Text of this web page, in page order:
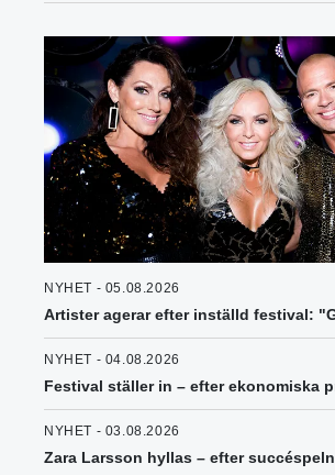
NYHET - 05.08.2026
Artister agerar efter inställd festival:
NYHET - 04.08.2026
Festival ställer in – efter ekonomiska
NYHET - 03.08.2026
Zara Larsson hyllas – efter